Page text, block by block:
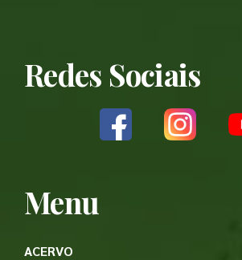
Redes Sociais
Menu
ACERVO